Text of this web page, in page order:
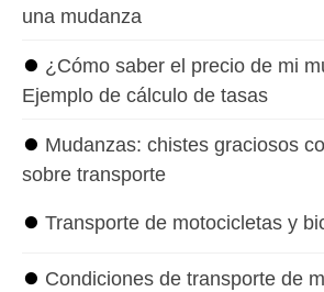
una mudanza
⏺ ¿Cómo saber el precio de mi
Ejemplo de cálculo de tasas
⏺ Mudanzas: chistes graciosos
sobre transporte
⏺ Transporte de motocicletas y
⏺ Condiciones de transporte de